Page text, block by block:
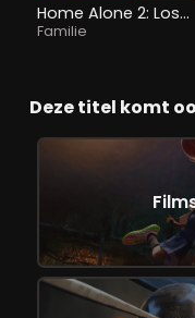
Home Alone 2: Lost in New York
Familie
Deze titel komt